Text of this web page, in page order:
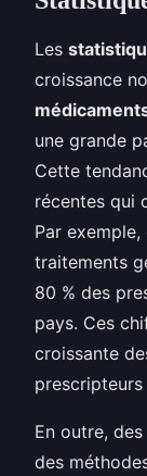
Les
croissance
une grande
Cette
récentes qui
Par
traitements
80 % des
pays. Ces
croissante
En outre, des
des